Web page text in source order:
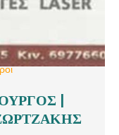
εμβολιασμοί, […]
nikolaos
Τζωρτζάκης Νικόλαος
|